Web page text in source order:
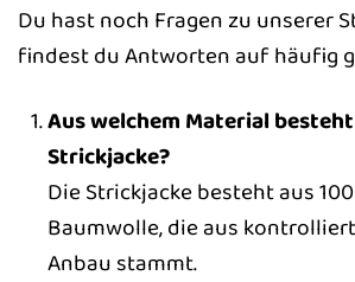
Du hast noch Fragen zu unserer
findest du Antworten auf häufig
Aus welchem Material
Strickjacke?
Die Strickjacke besteht aus
Baumwolle, die aus
Anbau stammt.